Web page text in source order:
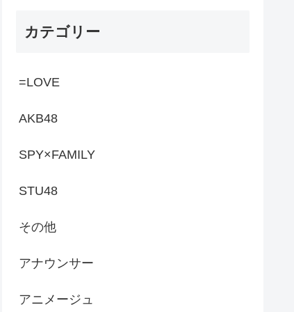
カテゴリー
=LOVE
AKB48
SPY×FAMILY
STU48
その他
アナウンサー
アニメージュ